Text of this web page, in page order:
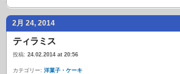
2月 24, 2014
ティラミス
投稿: 24.02.2014 at 20:56
カテゴリー: 洋菓子・ケーキ